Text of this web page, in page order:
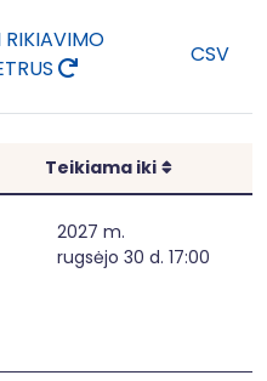
CSV
Teikiama iki Rikiuoti
2027 m.
rugsėjo 30 d. 17:00